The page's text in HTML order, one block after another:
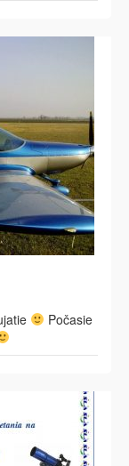
Počasie